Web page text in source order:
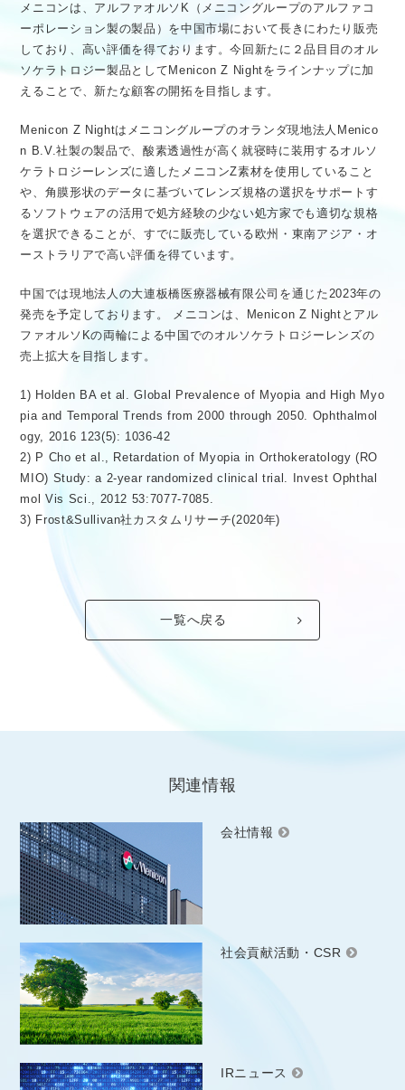
メニコンは、アルファオルソK（メニコングループのアルファコ
ーポレーション製の製品）を中国市場において長きにわたり販売
しており、高い評価を得ております。今回新たに２品目目のオル
ソケラトロジー製品としてMenicon Z Nightをラインナップに加
えることで、新たな顧客の開拓を目指します。
Menicon Z Nightはメニコングループのオランダ現地法人Menico
n B.V.社製の製品で、酸素透過性が高く就寝時に装用するオルソ
ケラトロジーレンズに適したメニコンZ素材を使用していること
や、角膜形状のデータに基づいてレンズ規格の選択をサポートす
るソフトウェアの活用で処方経験の少ない処方家でも適切な規格
を選択できることが、すでに販売している欧州・東南アジア・オ
ーストラリアで高い評価を得ています。
中国では現地法人の大連板橋医療器械有限公司を通じた2023年の
発売を予定しております。 メニコンは、Menicon Z Nightとアル
ファオルソKの両輪による中国でのオルソケラトロジーレンズの
売上拡大を目指します。
1) Holden BA et al. Global Prevalence of Myopia and High Myo
pia and Temporal Trends from 2000 through 2050. Ophthalmol
ogy, 2016 123(5): 1036-42
2) P Cho et al., Retardation of Myopia in Orthokeratology (RO
MIO) Study: a 2-year randomized clinical trial. Invest Ophthal
mol Vis Sci., 2012 53:7077-7085.
3) Frost&Sullivan社カスタムリサーチ(2020年)
一覧へ戻る
関連情報
会社情報
社会貢献活動・CSR
IRニュース